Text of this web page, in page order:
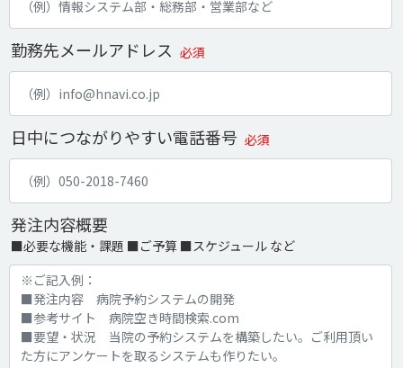
勤務先メールアドレス 必須
日中につながりやすい電話番号 必須
発注内容概要
■必要な機能・課題 ■ご予算 ■スケジュール など